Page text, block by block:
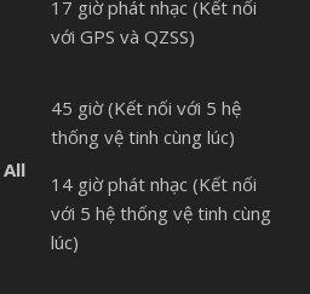
17 giờ phát nhạc (Kết nối
với GPS và QZSS)
All
45 giờ (Kết nối với 5 hệ
thống vệ tinh cùng lúc)
14 giờ phát nhạc (Kết nối
với 5 hệ thống vệ tinh cùng
lúc)